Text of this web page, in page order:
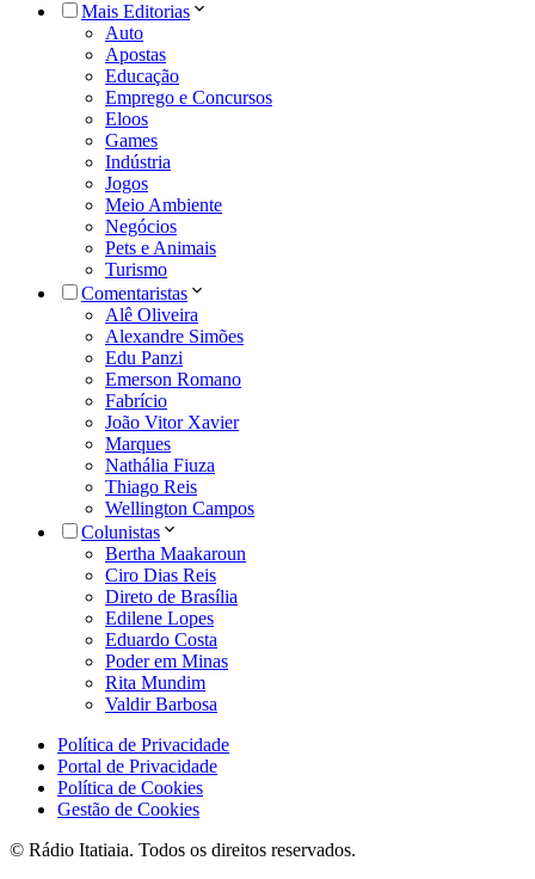
Mais Editorias
Auto
Apostas
Educação
Emprego e Concursos
Eloos
Games
Indústria
Jogos
Meio Ambiente
Negócios
Pets e Animais
Turismo
Comentaristas
Alê Oliveira
Alexandre Simões
Edu Panzi
Emerson Romano
Fabrício
João Vitor Xavier
Marques
Nathália Fiuza
Thiago Reis
Wellington Campos
Colunistas
Bertha Maakaroun
Ciro Dias Reis
Direto de Brasília
Edilene Lopes
Eduardo Costa
Poder em Minas
Rita Mundim
Valdir Barbosa
Política de Privacidade
Portal de Privacidade
Política de Cookies
Gestão de Cookies
© Rádio Itatiaia. Todos os direitos reservados.